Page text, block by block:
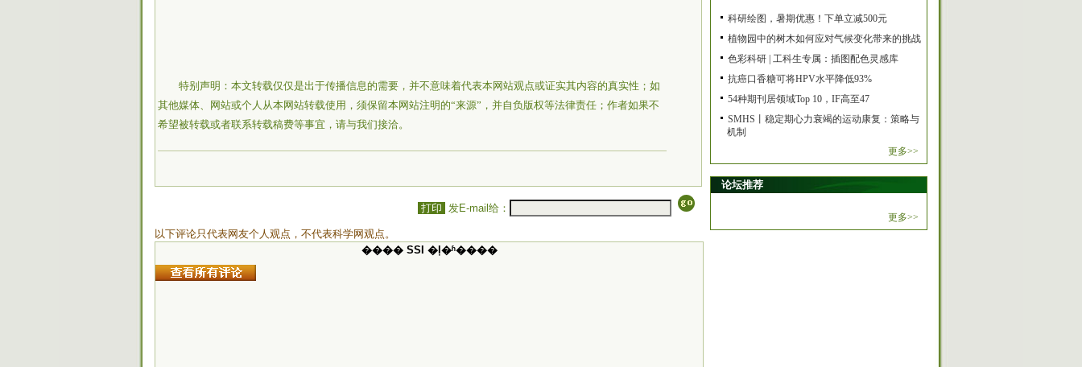
特别声明：本文转载仅仅是出于传播信息的需要，并不意味着代表本网站观点或证实其内容的真实性；如
其他媒体、网站或个人从本网站转载使用，须保留本网站注明的“来源”，并自负版权等法律责任；作者如果不
希望被转载或者联系转载稿费等事宜，请与我们接洽。
打印 发E-mail给：
以下评论只代表网友个人观点，不代表科学网观点。
���� SSI �ļ�ʱ����
科研绘图，暑期优惠！下单立减500元
植物园中的树木如何应对气候变化带来的挑战
色彩科研 | 工科生专属：插图配色灵感库
抗癌口香糖可将HPV水平降低93%
54种期刊居领域Top 10，IF高至47
SMHS丨稳定期心力衰竭的运动康复：策略与
机制
更多>>
论坛推荐
更多>>